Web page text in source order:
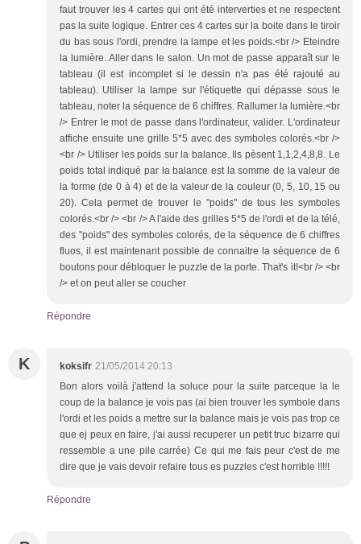
faut trouver les 4 cartes qui ont été interverties et ne respectent
pas la suite logique. Entrer ces 4 cartes sur la boite dans le tiroir
du bas sous l'ordi, prendre la lampe et les poids.<br /> Eteindre
la lumière. Aller dans le salon. Un mot de passe apparaît sur le
tableau (il est incomplet si le dessin n'a pas été rajouté au
tableau). Utiliser la lampe sur l'étiquette qui dépasse sous le
tableau, noter la séquence de 6 chiffres. Rallumer la lumière.<br
/> Entrer le mot de passe dans l'ordinateur, valider. L'ordinateur
affiche ensuite une grille 5*5 avec des symboles colorés.<br />
<br /> Utiliser les poids sur la balance. Ils pèsent 1,1,2,4,8,8. Le
poids total indiqué par la balance est la somme de la valeur de
la forme (de 0 à 4) et de la valeur de la couleur (0, 5, 10, 15 ou
20). Cela permet de trouver le "poids" de tous les symboles
colorés.<br /> <br /> A l'aide des grilles 5*5 de l'ordi et de la télé,
des "poids" des symboles colorés, de la séquence de 6 chiffres
fluos, il est maintenant possible de connaitre la séquence de 6
boutons pour débloquer le puzzle de la porte. That's it!<br /> <br
/> et on peut aller se coucher
Répondre
K koksifr 21/05/2014 20:13
Bon alors voilà j'attend la soluce pour la suite parceque la le
coup de la balance je vois pas (ai bien trouver les symbole dans
l'ordi et les poids a mettre sur la balance mais je vois pas trop ce
que ej peux en faire, j'ai aussi recuperer un petit truc bizarre qui
ressemble a une pile carrée) Ce qui me fais peur c'est de me
dire que je vais devoir refaire tous es puzzles c'est horrible !!!!!
Répondre